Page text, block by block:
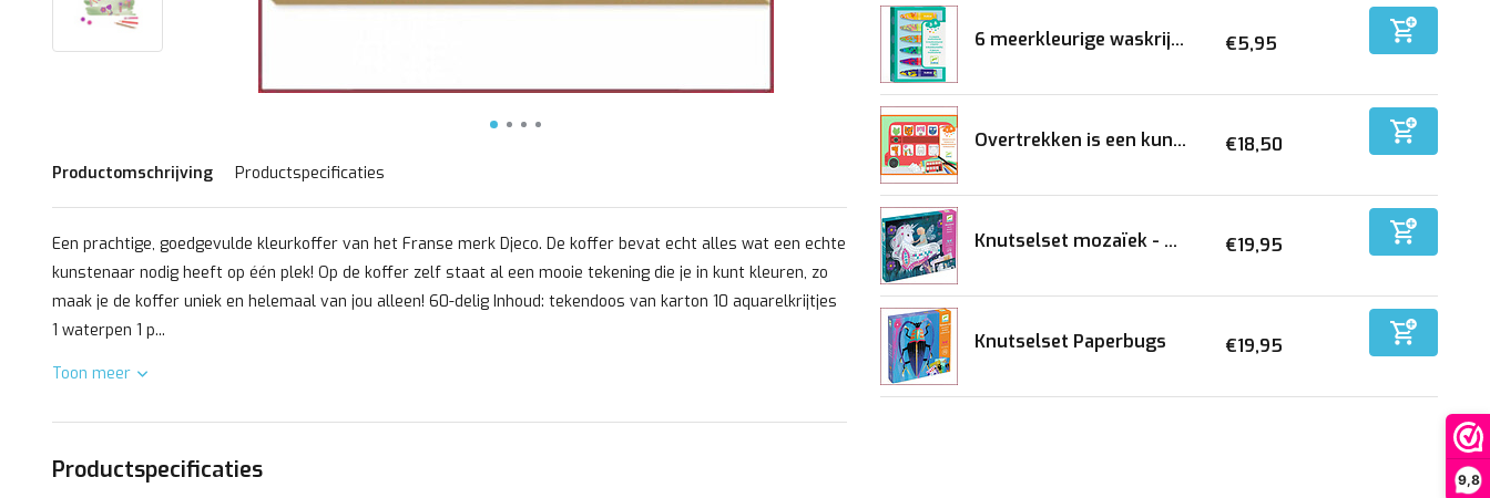
9,8
Productomschrijving Productspecificaties
Een prachtige, goedgevulde kleurkoffer van het Franse merk Djeco. De koffer bevat echt alles wat een echte
kunstenaar nodig heeft op één plek! Op de koffer zelf staat al een mooie tekening die je in kunt kleuren, zo
maak je de koffer uniek en helemaal van jou alleen! 60-delig Inhoud: tekendoos van karton 10 aquarelkrijtjes
1 waterpen 1 p...
Toon meer
Productspecificaties
6 meerkleurige waskrij... €5,95
Overtrekken is een kun... €18,50
Knutselset mozaïek - ... €19,95
Knutselset Paperbugs €19,95